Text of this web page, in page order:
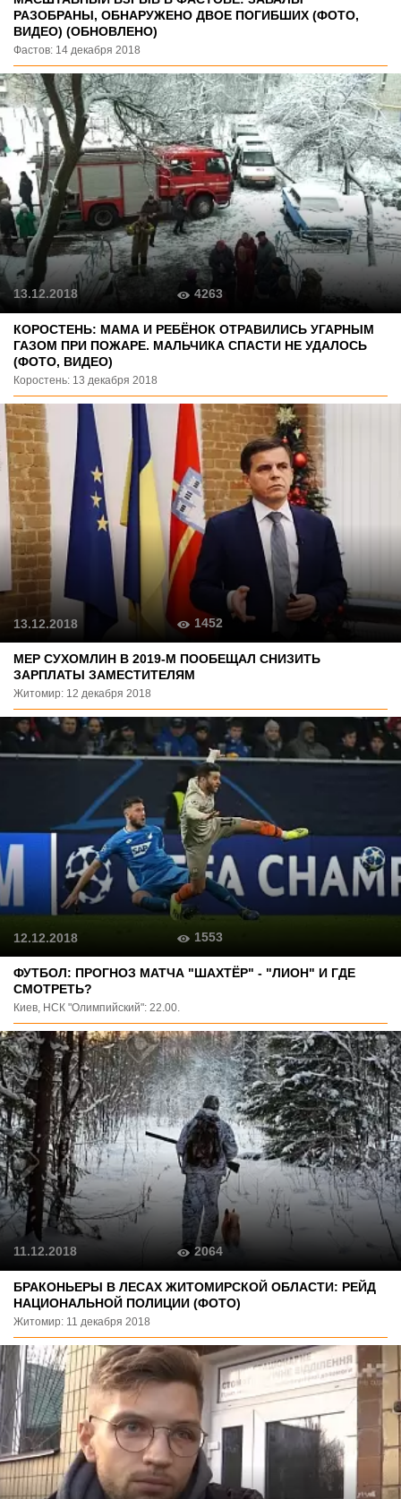
РАЗОБРАНЫ, ОБНАРУЖЕНО ДВОЕ ПОГИБШИХ (ФОТО,
ВИДЕО) (ОБНОВЛЕНО)
Фастов: 14 декабря 2018
КОРОСТЕНЬ: МАМА И РЕБЁНОК ОТРАВИЛИСЬ УГАРНЫМ
ГАЗОМ ПРИ ПОЖАРЕ. МАЛЬЧИКА СПАСТИ НЕ УДАЛОСЬ
(ФОТО, ВИДЕО)
Коростень: 13 декабря 2018
13.12.2018 4263
МЕР СУХОМЛИН В 2019-М ПООБЕЩАЛ СНИЗИТЬ
ЗАРПЛАТЫ ЗАМЕСТИТЕЛЯМ
Житомир: 12 декабря 2018
13.12.2018 1452
ФУТБОЛ: ПРОГНОЗ МАТЧА "ШАХТЁР" - "ЛИОН" И ГДЕ
СМОТРЕТЬ?
Киев, НСК "Олимпийский": 22.00.
12.12.2018 1553
БРАКОНЬЕРЫ В ЛЕСАХ ЖИТОМИРСКОЙ ОБЛАСТИ: РЕЙД
НАЦИОНАЛЬНОЙ ПОЛИЦИИ (ФОТО)
Житомир: 11 декабря 2018
11.12.2018 2064